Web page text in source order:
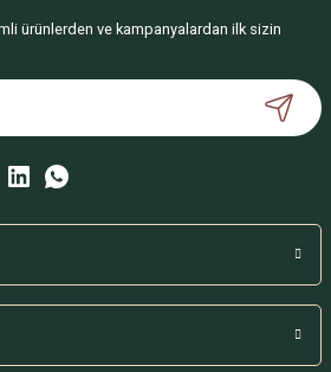
ürünlerden ve kampanyalardan ilk sizin